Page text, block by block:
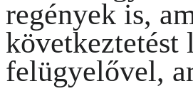
regények is,
következtetést
felügyelővel,